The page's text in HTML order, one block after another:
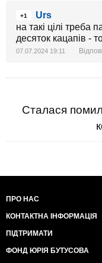
+1
Urs
на такі цілі треба
десяток кацапів -
07.07.2024 19:11
Сталася
ПРО НАС
КОНТАКТНА ІНФОРМАЦІЯ
ПІДТРИМАТИ
ФОНД ЮРІЯ БУТУСОВА